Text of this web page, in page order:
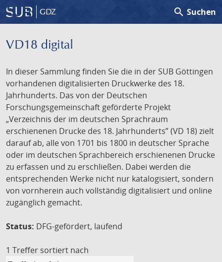
GDZ search Suchen
VD18 digital
In dieser Sammlung finden Sie die in der SUB Göttingen
vorhandenen digitalisierten Druckwerke des 18.
Jahrhunderts. Das von der Deutschen
Forschungsgemeinschaft geförderte Projekt
„Verzeichnis der im deutschen Sprachraum
erschienenen Drucke des 18. Jahrhunderts” (VD 18) zielt
darauf ab, alle von 1701 bis 1800 in deutscher Sprache
oder im deutschen Sprachbereich erschienenen Drucke
zu erfassen und zu erschließen. Dabei werden die
entsprechenden Werke nicht nur katalogisiert, sondern
von vornherein auch vollständig digitalisiert und online
zugänglich gemacht.
Status: DFG-gefördert, laufend
1 Treffer sortiert nach